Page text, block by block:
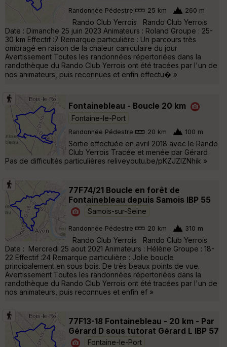
Randonnée Pédestre 25 km 260 m
Rando Club Yerrois Rando Club Yerrois
Date : Dimanche 25 juin 2023 Animateurs : Roland Groupe : 25-
30 km Effectif :7 Remarque particulière : Un parcours très
ombragé en raison de la chaleur caniculaire du jour
Avertissement Toutes les randonnées répertoriées dans la
randothèque du Rando Club Yerrois ont été tracées par l'un de
nos animateurs, puis reconnues et enfin effectu� »
Fontainebleau - Boucle 20 km
Fontaine-le-Port
Randonnée Pédestre 20 km 100 m
Sortie effectuée en avril 2018 avec le Rando
Club Yerrois Tracée et menée par Gérard
Pas de difficultés particulières reliveyoutu.be/pKZJZlZNhik »
77F74/21 Boucle en forêt de
Fontainebleau depuis Samois IBP 55
Samois-sur-Seine
Randonnée Pédestre 20 km 310 m
Rando Club Yerrois Rando Club Yerrois
Date : Mercredi 25 aout 2021 Animateurs : Hélène Groupe : 18-
22 Effectif :24 Remarque particulière : Jolie boucle
principalement en sous bois. De très beaux points de vue.
Avertissement Toutes les randonnées répertoriées dans la
randothèque du Rando Club Yerrois ont été tracées par l'un de
nos animateurs, puis reconnues et enfin ef »
77F13-18 Fontainebleau - 20 km - Par
Gérard D sous tutorat Gérard L IBP 57
Fontaine-le-Port